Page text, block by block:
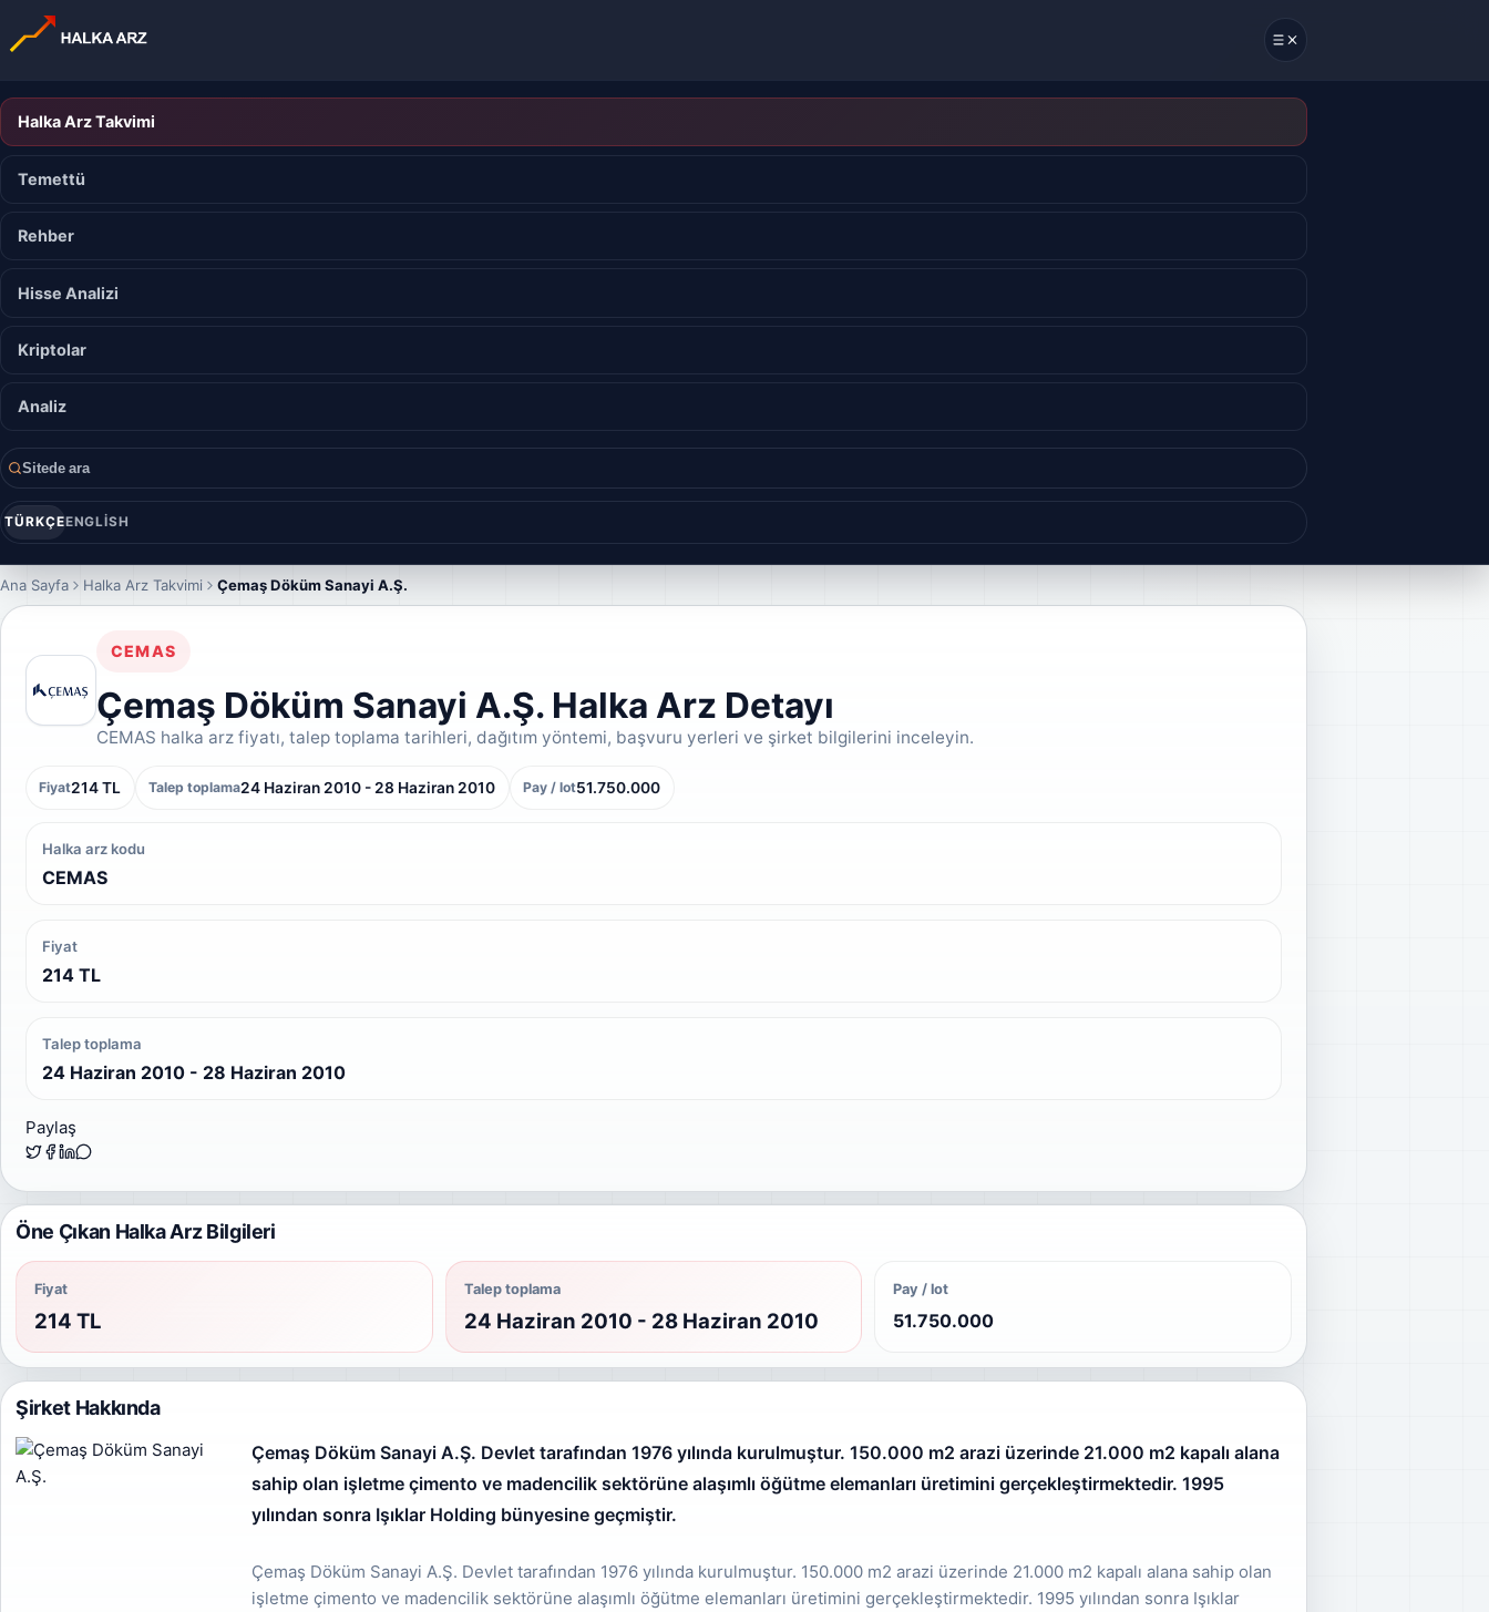
Halka Arz Takvimi
Temettü
Rehber
Hisse Analizi
Kriptolar
Analiz
Sitede ara
TÜRKÇEENGLISH
Ana Sayfa Halka Arz Takvimi Çemaş Döküm Sanayi A.Ş.
CEMAS
Çemaş Döküm Sanayi A.Ş. Halka Arz Detayı
CEMAS halka arz fiyatı, talep toplama tarihleri, dağıtım yöntemi, başvuru yerleri ve şirket bilgilerini inceleyin.
Fiyat214 TL Talep toplama24 Haziran 2010 - 28 Haziran 2010 Pay / lot51.750.000
Halka arz kodu
CEMAS
Fiyat
214 TL
Talep toplama
24 Haziran 2010 - 28 Haziran 2010
Paylaş
Öne Çıkan Halka Arz Bilgileri
Fiyat
214 TL
Talep toplama
24 Haziran 2010 - 28 Haziran 2010
Pay / lot
51.750.000
Şirket Hakkında
Çemaş Döküm Sanayi A.Ş. Devlet tarafından 1976 yılında kurulmuştur. 150.000 m2 arazi üzerinde 21.000 m2 kapalı alana
sahip olan işletme çimento ve madencilik sektörüne alaşımlı öğütme elemanları üretimini gerçekleştirmektedir. 1995
yılından sonra Işıklar Holding bünyesine geçmiştir.
Çemaş Döküm Sanayi A.Ş. Devlet tarafından 1976 yılında kurulmuştur. 150.000 m2 arazi üzerinde 21.000 m2 kapalı alana sahip olan
işletme çimento ve madencilik sektörüne alaşımlı öğütme elemanları üretimini gerçekleştirmektedir. 1995 yılından sonra Işıklar